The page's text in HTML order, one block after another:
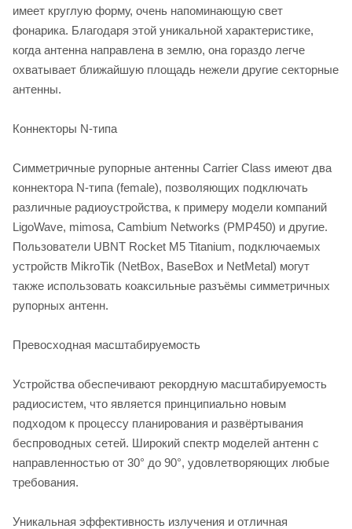
имеет круглую форму, очень напоминающую свет
фонарика. Благодаря этой уникальной характеристике,
когда антенна направлена в землю, она гораздо легче
охватывает ближайшую площадь нежели другие секторные
антенны.
Коннекторы N-типа
Симметричные рупорные антенны Carrier Class имеют два
коннектора N-типа (female), позволяющих подключать
различные радиоустройства, к примеру модели компаний
LigoWave, mimosa, Cambium Networks (PMP450) и другие.
Пользователи UBNT Rocket M5 Titanium, подключаемых
устройств MikroTik (NetBox, BaseBox и NetMetal) могут
также использовать коаксильные разъёмы симметричных
рупорных антенн.
Превосходная масштабируемость
Устройства обеспечивают рекордную масштабируемость
радиосистем, что является принципиально новым
подходом к процессу планирования и развёртывания
беспроводных сетей. Широкий спектр моделей антенн с
направленностью от 30° до 90°, удовлетворяющих любые
требования.
Уникальная эффективность излучения и отличная